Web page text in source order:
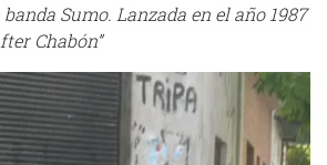
Sumo. Lanzada en el año 1987
Chabón”